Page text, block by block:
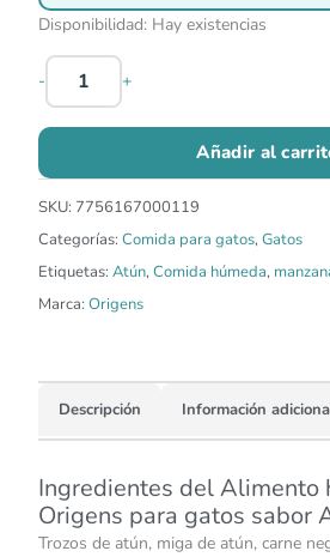
Disponibilidad: Hay existencias
- +
Añadir al
SKU: 7756167000119
Categorías: Comida para gatos,Gatos
Etiquetas: Atún,Comida húmeda,
Marca: Origens
Descripción Información
Ingredientes del Alimento
Origens para gatos sabor
Trozos de atún, miga de atún, carne